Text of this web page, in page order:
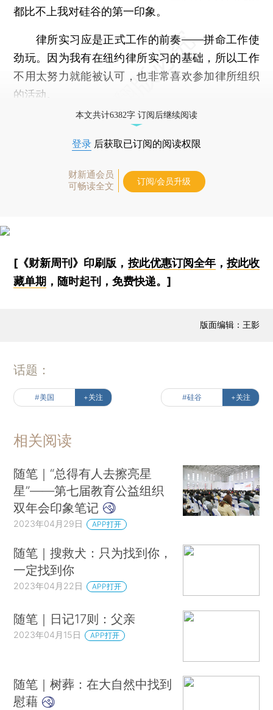
都比不上我对硅谷的第一印象。
律所实习应是正式工作的前奏——拼命工作使
劲玩。因为我有在纽约律所实习的基础，所以工作
不用太努力就能被认可，也非常喜欢参加律所组织
的活动。
本文共计6382字 订阅后继续阅读
登录 后获取已订阅的阅读权限
财新通会员
可畅读全文
订阅/会员升级
[《财新周刊》印刷版， 按此优惠订阅全年， 按此收
藏单期 ，随时起刊，免费快递。]
版面编辑：王影
话题：
#美国 +关注 #硅谷 +关注
相关阅读
随笔｜“总得有人去擦亮星
星”——第七届教育公益组织
双年会印象笔记
2023年04月29日 APP打开
随笔｜搜救犬：只为找到你，
一定找到你
2023年04月22日 APP打开
随笔｜日记17则：父亲
2023年04月15日 APP打开
随笔｜树葬：在大自然中找到
慰藉